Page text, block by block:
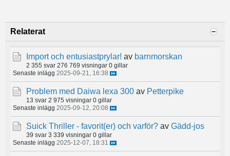
Relaterat
Import och entusiastprylar! av barnmorskan
2 355 svar 276 769 visningar 0 gillar
Senaste inlägg 2025-09-21, 16:38
Problem med Daiwa lexa 300 av Petterpike
13 svar 2 975 visningar 0 gillar
Senaste inlägg 2025-09-12, 20:08
Suick Thriller - favorit(er) och varför? av Gädd-jos
39 svar 3 339 visningar 0 gillar
Senaste inlägg 2025-12-07, 18:31